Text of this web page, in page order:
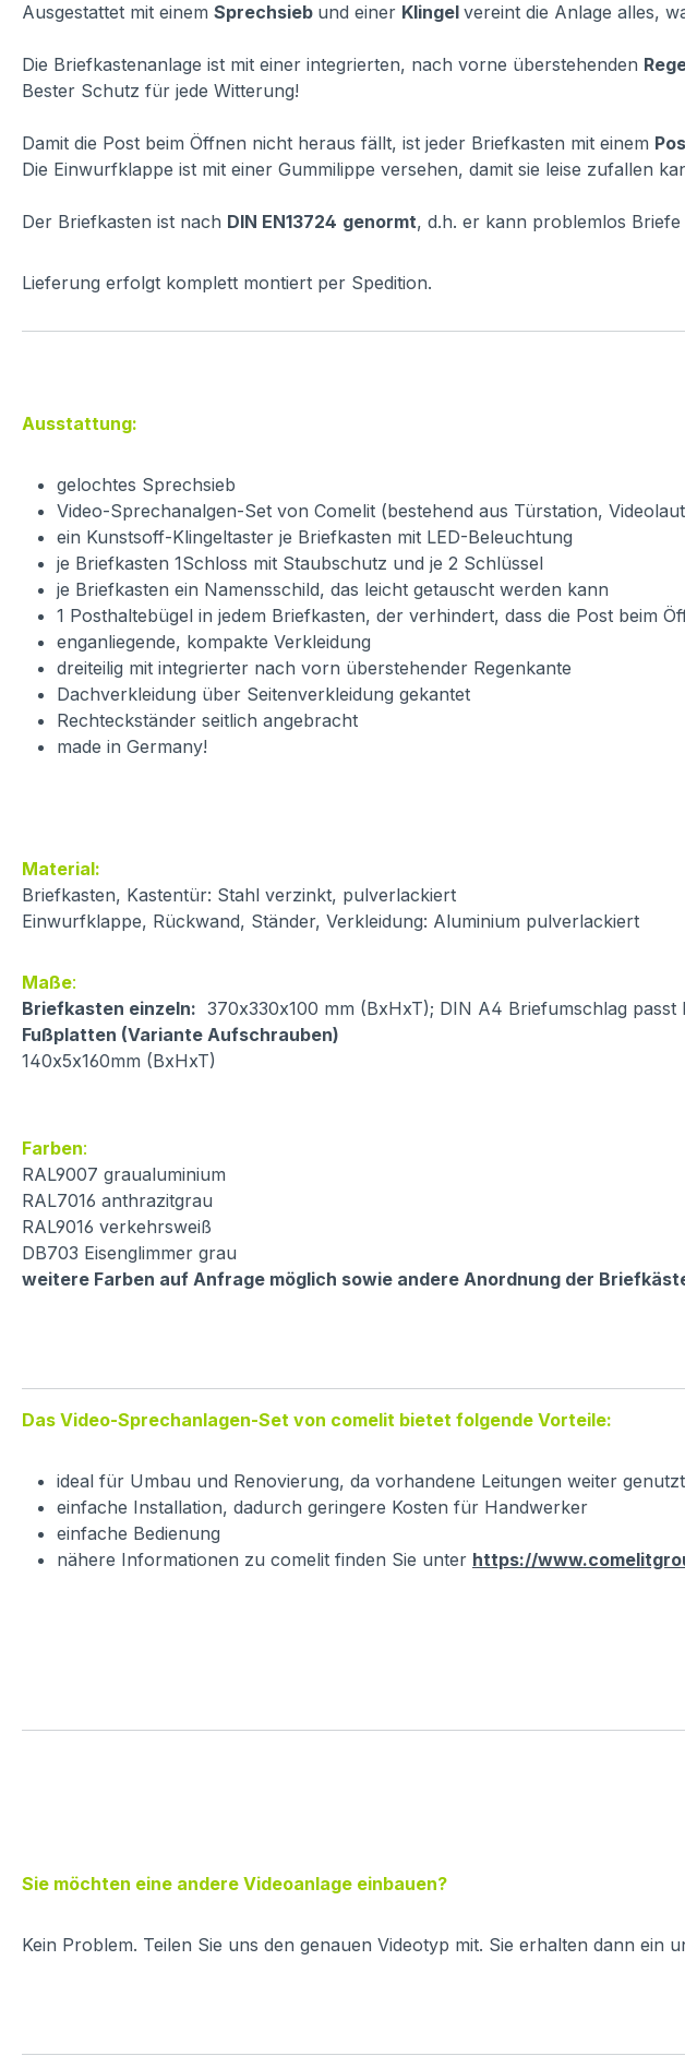
Ausgestattet mit einem Sprechsieb und einer Klingel vereint die Anlage alles,
Die Briefkastenanlage ist mit einer integrierten, nach vorne überstehenden
Bester Schutz für jede Witterung!
Damit die Post beim Öffnen nicht heraus fällt, ist jeder Briefkasten mit einem
Die Einwurfklappe ist mit einer Gummilippe versehen, damit sie leise zufallen
Der Briefkasten ist nach DIN EN13724 genormt, d.h. er kann problemlos
Lieferung erfolgt komplett montiert per Spedition.
Ausstattung:
gelochtes Sprechsieb
Video-Sprechanalgen-Set von Comelit (bestehend aus Türstation,
ein Kunstsoff-Klingeltaster je Briefkasten mit LED-Beleuchtung
je Briefkasten 1Schloss mit Staubschutz und je 2 Schlüssel
je Briefkasten ein Namensschild, das leicht getauscht werden kann
1 Posthaltebügel in jedem Briefkasten, der verhindert, dass die Post beim
enganliegende, kompakte Verkleidung
dreiteilig mit integrierter nach vorn überstehender Regenkante
Dachverkleidung über Seitenverkleidung gekantet
Rechteckständer seitlich angebracht
made in Germany!
Material:
Briefkasten, Kastentür: Stahl verzinkt, pulverlackiert
Einwurfklappe, Rückwand, Ständer, Verkleidung: Aluminium pulverlackiert
Maße:
Briefkasten einzeln: 370x330x100 mm (BxHxT); DIN A4 Briefumschlag passt
Fußplatten (Variante Aufschrauben)
140x5x160mm (BxHxT)
Farben:
RAL9007 graualuminium
RAL7016 anthrazitgrau
RAL9016 verkehrsweiß
DB703 Eisenglimmer grau
weitere Farben auf Anfrage möglich sowie andere Anordnung der
Das Video-Sprechanlagen-Set von comelit bietet folgende Vorteile:
ideal für Umbau und Renovierung, da vorhandene Leitungen weiter
einfache Installation, dadurch geringere Kosten für Handwerker
einfache Bedienung
nähere Informationen zu comelit finden Sie unter https://
Sie möchten eine andere Videoanlage einbauen?
Kein Problem. Teilen Sie uns den genauen Videotyp mit. Sie erhalten dann ein